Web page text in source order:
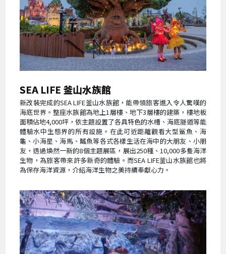
SEA LIFE 釜山水族館
新改裝完成的SEA LIFE釜山水族館，能帶領旅客進入令人驚嘆的
海底世界。整座水族館為地上1層樓、地下3層樓的建築，樓地板
面積佔地4,000坪，依主題設置了各具特色的水槽、海底隧道等能
體驗水中生態界的所有設施。在此可近距離觀看大型鯊魚、海
龜、小海星、海馬、鰩魚等各式各樣生活在海中的大朋友、小朋
友，透過煥然一新的8個主題展區，展出250種、10,000多隻海洋
生物，為旅客帶來許多新奇的體驗。而SEA LIFE釜山水族館也將
為保存海洋資源，介紹海洋生物之美持續奉獻心力。